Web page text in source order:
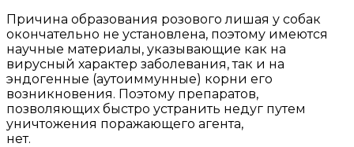
Причина образования розового лишая у собак
окончательно не установлена, поэтому имеются
научные материалы, указывающие как на
вирусный характер заболевания, так и на
эндогенные (аутоиммунные) корни его
возникновения. Поэтому препаратов,
позволяющих быстро устранить недуг путем
уничтожения поражающего агента,
нет.